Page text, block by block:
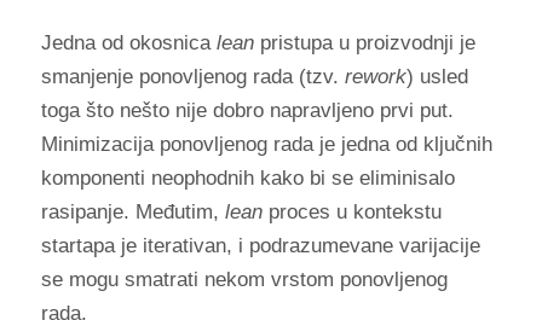
Jedna od okosnica leanpristupa u proizvodnji je
smanjenje ponovljenog rada (tzv. rework) usled
toga što nešto nije dobro napravljeno prvi put.
Minimizacija ponovljenog rada je jedna od ključnih
komponenti neophodnih kako bi se eliminisalo
rasipanje. Međutim, leanproces u kontekstu
startapa je iterativan, i podrazumevane varijacije
se mogu smatrati nekom vrstom ponovljenog
rada.